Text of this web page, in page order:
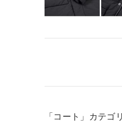
「コート」カテゴ